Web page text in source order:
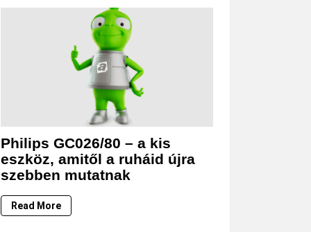
Philips GC026/80 – a kis
eszköz, amitől a ruháid újra
szebben mutatnak
Read More